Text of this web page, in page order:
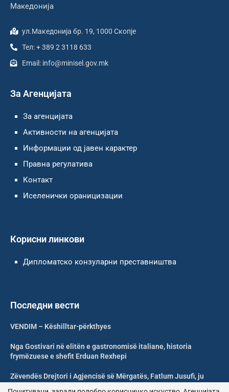
Македонија
ул.Македонија бр. 19, 1000 Скопје
Тел: + 389 2 3118 633
Email: info@minisel.gov.mk
За Агенцијата
За агенцијата
Активности на агенцијата
Информации од јавен карактер
Правна регулатива
Контакт
Иселенички ораницизации
Корисни линкови
Дипломатско конзуларни преставништва
Последни вести
VENDIM – Këshilltar-përkthyes
Nga Gostivari në elitën e gastronomisë italiane, historia
frymëzuese e shefit Erduan Rexhepi
Zëvendës Drejtori i Agjencisë së Mërgatës, Fatlum Jusufi, ju